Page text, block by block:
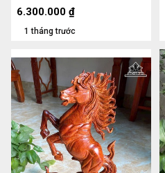
1 tháng trước
6.300.000 ₫